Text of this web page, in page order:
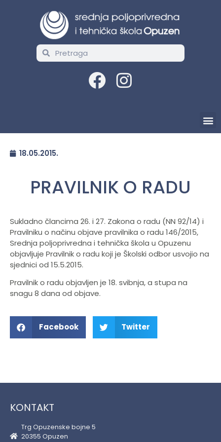
18.05.2015.
PRAVILNIK O RADU
Sukladno člancima 26. i 27. Zakona o radu (NN 92/14) i
Pravilniku o načinu objave pravilnika o radu 146/2015,
Srednja poljoprivredna i tehnička škola u Opuzenu
objavljuje Pravilnik o radu koji je Školski odbor usvojio na
sjednici od 15.5.2015.
Pravilnik o radu objavljen je 18. svibnja, a stupa na
snagu 8 dana od objave.
Facebook Twitter
KONTAKT
Trg Opuzenske bojne 5
20355 Opuzen